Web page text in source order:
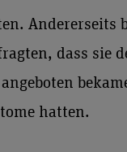
Andererseits
dass sie
hatten.